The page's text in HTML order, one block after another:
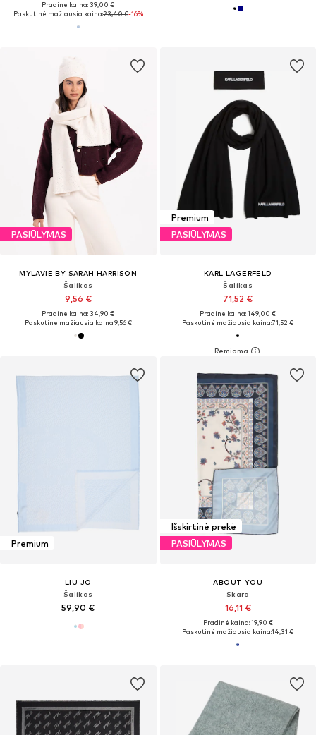
Pradinė kaina: 39,00 €
Paskutinė mažiausia kaina:23,40 €-16%
PASIŪLYMAS
MYLAVIE BY SARAH HARRISON
Šalikas
9,56 €
Pradinė kaina: 34,90 €
Paskutinė mažiausia kaina:9,56 €
Premium
PASIŪLYMAS
KARL LAGERFELD
Šalikas
71,52 €
Pradinė kaina: 149,00 €
Paskutinė mažiausia kaina:71,52 €
Premium
LIU JO
Šalikas
59,90 €
Išskirtinė prekė
PASIŪLYMAS
ABOUT YOU
Skara
16,11 €
Pradinė kaina: 19,90 €
Paskutinė mažiausia kaina:14,31 €